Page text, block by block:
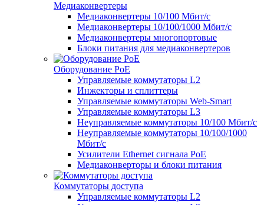
Медиаконвертеры
Медиаконвертеры 10/100 Мбит/с
Медиаконвертеры 10/100/1000 Мбит/c
Медиаконвертеры многопортовые
Блоки питания для медиаконвертеров
Оборудование PoE
Управляемые коммутаторы L2
Инжекторы и сплиттеры
Управляемые коммутаторы Web-Smart
Управляемые коммутаторы L3
Неуправляемые коммутаторы 10/100 Мбит/с
Неуправляемые коммутаторы 10/100/1000
Мбит/с
Усилители Ethernet сигнала PoE
Медиаконверторы и блоки питания
Коммутаторы доступа
Управляемые коммутаторы L2